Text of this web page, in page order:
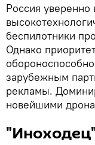
Россия уверенно
беспилотники
Однако
зарубежным
рекламы.
новейшими